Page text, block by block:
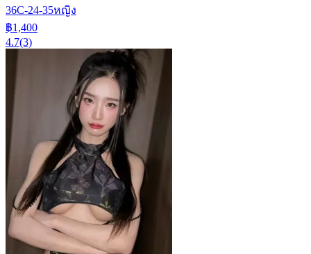
36C-24-35หญิง
฿1,400
4.7(3)